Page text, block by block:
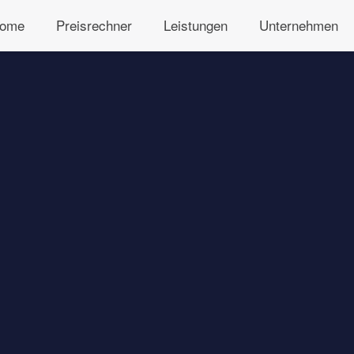
Preisrechner Leistungen Unternehmen